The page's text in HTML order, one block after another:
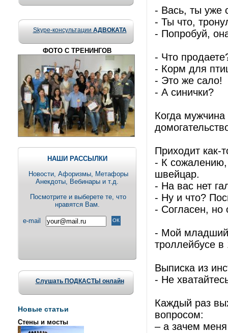
Skype-консультации АДВОКАТА
ФОТО С ТРЕНИНГОВ
НАШИ РАССЫЛКИ
Новости, Aфоризмы, Метафоры
Анекдоты, Вебинары и т.д.
Посмотрите и выберете те, что
нравятся Вам.
e-mail
Слушать ПОДКАСТЫ онлайн
Новые статьи
Стены и мосты
- Вась, ты уже
- Ты что,
- Попробуй,
- Что
- Корм для
- Это же сало!
- А синички?
Когда мужчина
Приходит как-
- К сожалению,
швейцар.
- На вас нет
- Ну и что?
- Согласен, но
- Мой младший
троллейбусе в
Выписка из
- Не
Каждый раз
вопросом:
– а зачем